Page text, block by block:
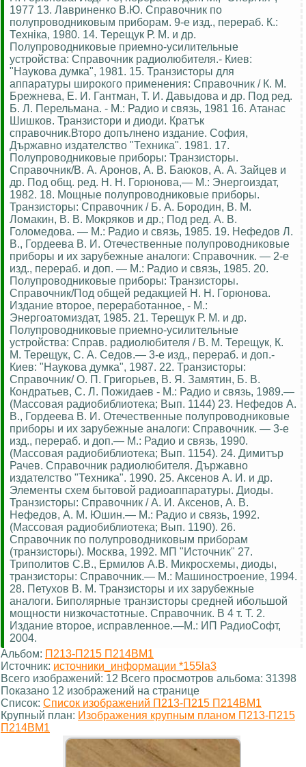
1977 13. Лавриненко В.Ю. Справочник по
полупроводниковым приборам. 9-е изд., перераб. К.:
Технiка, 1980. 14. Терещук Р. М. и др.
Полупроводниковые приемно-усилительные
устройства: Справочник радиолюбителя.- Киев:
"Наукова думка", 1981. 15. Транзисторы для
аппаратуры широкого применения: Справочник / К. М.
Брежнева, Е. И. Гантман, Т. И. Давыдова и др. Под ред.
Б. Л. Перельмана. - М.: Радио и связь, 1981 16. Атанас
Шишков. Транзистори и диоди. Кратък
справочник.Второ допълнено издание. София,
Държавно издателство "Техника". 1981. 17.
Полупроводниковые приборы: Транзисторы.
Справочник/В. А. Аронов, А. В. Баюков, А. А. Зайцев и
др. Под общ. ред. Н. Н. Горюнова,— М.: Энергоиздат,
1982. 18. Мощные полупроводниковые приборы.
Транзисторы: Справочник / Б. А. Бородин, В. М.
Ломакин, В. В. Мокряков и др.; Под ред. А. В.
Голомедова. — М.: Радио и связь, 1985. 19. Нефедов Л.
В., Гордеева В. И. Отечественные полупроводниковые
приборы и их зарубежные аналоги: Справочник. — 2-е
изд., перераб. и доп. — М.: Радио и связь, 1985. 20.
Полупроводниковые приборы: Транзисторы.
Справочник/Под общей редакцией Н. Н. Горюнова.
Издание второе, переработанное, - М.:
Энергоатомиздат, 1985. 21. Терещук Р. М. и др.
Полупроводниковые приемно-усилительные
устройства: Справ. радиолюбителя / В. М. Терещук, К.
М. Терещук, С. А. Седов.— 3-е изд., перераб. и доп.-
Киев: "Наукова думка", 1987. 22. Транзисторы:
Справочник/ О. П. Григорьев, В. Я. Замятин, Б. В.
Кондратьев, С. Л. Пожидаев - М.: Радио и связь, 1989.—
(Массовая радиобиблиотека; Вып. 1144) 23. Нефедов А.
В., Гордеева В. И. Отечественные полупроводниковые
приборы и их зарубежные аналоги: Справочник. — 3-е
изд., перераб. и доп.— М.: Радио и связь, 1990.
(Массовая радиобиблиотека; Вып. 1154). 24. Димитър
Рачев. Справочник радиолюбителя. Държавно
издателство "Техника". 1990. 25. Аксенов А. И. и др.
Элементы схем бытовой радиоаппаратуры. Диоды.
Транзисторы: Справочник / А. И. Аксенов, А. В.
Нефедов, А. М. Юшин.— М.: Радио и связь, 1992.
(Массовая радиобиблиотека; Вып. 1190). 26.
Справочник по полупроводниковым приборам
(транзисторы). Москва, 1992. МП "Источник" 27.
Триполитов С.В., Ермилов А.В. Микросхемы, диоды,
транзисторы: Справочник.— М.: Машиностроение, 1994.
28. Петухов В. М. Транзисторы и их зарубежные
аналоги. Биполярные транзисторы средней ибольшой
мощности низкочастотные. Справочник. В 4 т. Т. 2.
Издание второе, исправленное.—М.: ИП РадиоСофт,
2004.
Альбом: П213-П215 П214ВМ1
Источник: источники_информации *155la3
Всего изображений: 12 Всего просмотров альбома: 31398
Показано 12 изображений на странице
Список: Список изображений П213-П215 П214ВМ1
Крупный план: Изображения крупным планом П213-П215
П214ВМ1